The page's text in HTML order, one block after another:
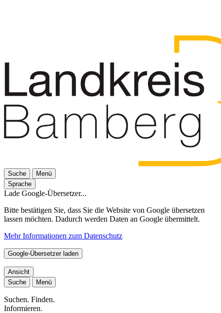
Suche
Menü
Sprache
Lade Google-Übersetzer...
Bitte bestätigen Sie, dass Sie die Website von Google übersetzen
lassen möchten. Dadurch werden Daten an Google übermittelt.
Mehr Informationen zum Datenschutz
Google-Übersetzer laden
Ansicht
Suche
Menü
Suchen. Finden.
Informieren.